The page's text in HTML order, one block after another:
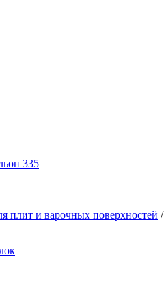
335
плит и варочных поверхностей /